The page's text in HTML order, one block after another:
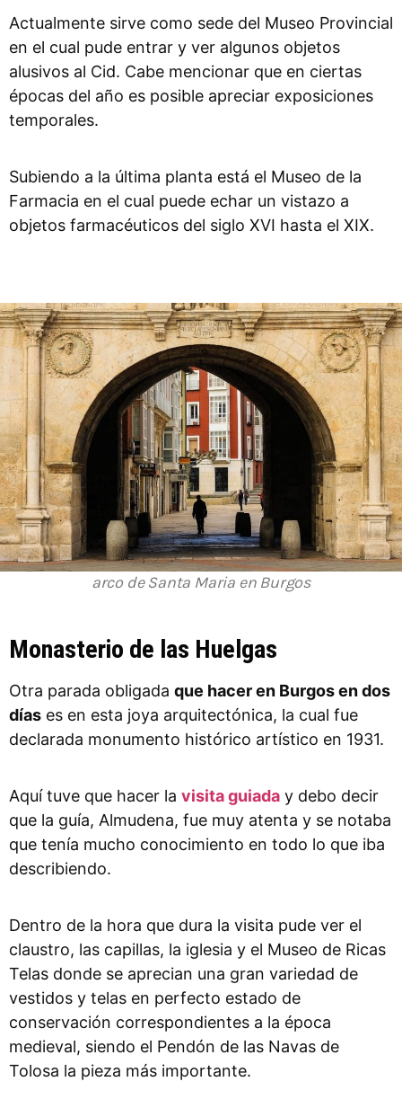
Actualmente sirve como sede del Museo Provincial
en el cual pude entrar y ver algunos objetos
alusivos al Cid. Cabe mencionar que en ciertas
épocas del año es posible apreciar exposiciones
temporales.
Subiendo a la última planta está el Museo de la
Farmacia en el cual puede echar un vistazo a
objetos farmacéuticos del siglo XVI hasta el XIX.
arco de Santa Maria en Burgos
Monasterio de las Huelgas
Otra parada obligada que hacer en Burgos en dos
días es en esta joya arquitectónica, la cual fue
declarada monumento histórico artístico en 1931.
Aquí tuve que hacer la visita guiada y debo decir
que la guía, Almudena, fue muy atenta y se notaba
que tenía mucho conocimiento en todo lo que iba
describiendo.
Dentro de la hora que dura la visita pude ver el
claustro, las capillas, la iglesia y el Museo de Ricas
Telas donde se aprecian una gran variedad de
vestidos y telas en perfecto estado de
conservación correspondientes a la época
medieval, siendo el Pendón de las Navas de
Tolosa la pieza más importante.